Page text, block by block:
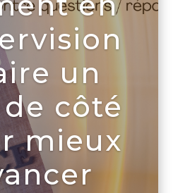
un
côté
mieux